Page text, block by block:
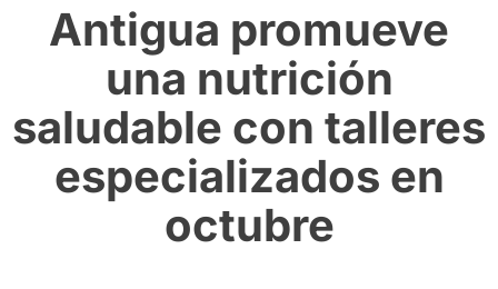
Antigua promueve
una nutrición
saludable con talleres
especializados en
octubre